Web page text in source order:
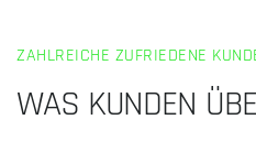
ZAHLREICHE ZUFRIEDENE
WAS KUNDEN